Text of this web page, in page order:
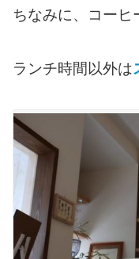
ちなみに、コーヒ
ランチ時間以外は